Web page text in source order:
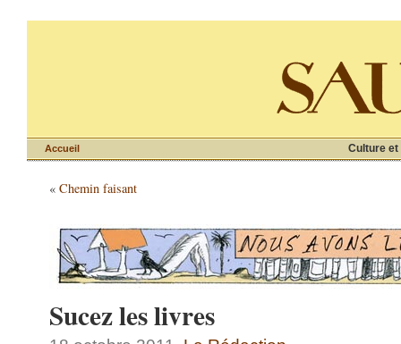
Culture et
Accueil
« Chemin faisant
Sucez les livres